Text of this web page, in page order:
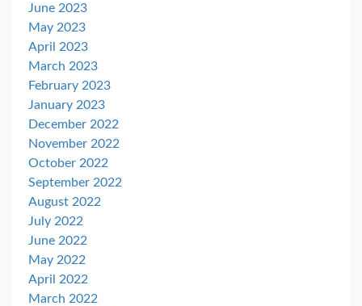
June 2023
May 2023
April 2023
March 2023
February 2023
January 2023
December 2022
November 2022
October 2022
September 2022
August 2022
July 2022
June 2022
May 2022
April 2022
March 2022